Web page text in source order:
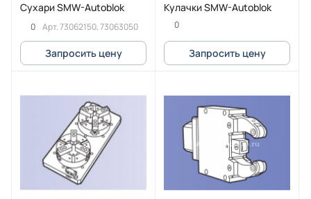
Сухари SMW-Autoblok
0 Арт.73062150, 73063050
Запросить цену
Кулачки SMW-Autoblok
0
Запросить цену